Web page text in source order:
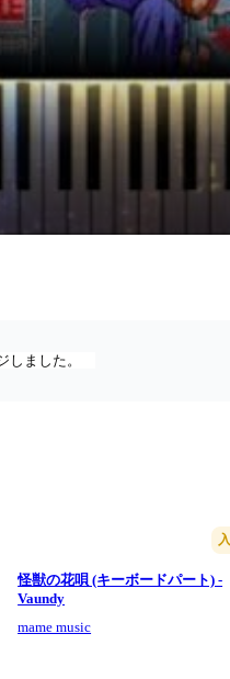
しました。
怪獣の花唄 (キーボードパート) -
Vaundy
mame music